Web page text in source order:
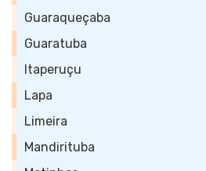
Guaraqueçaba
Guaratuba
Itaperuçu
Lapa
Limeira
Mandirituba